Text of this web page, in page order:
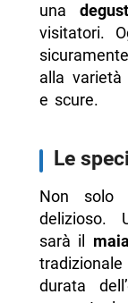
una
visitatori.
alla
e scure.
Le
Non solo
delizioso.
sarà il
durata